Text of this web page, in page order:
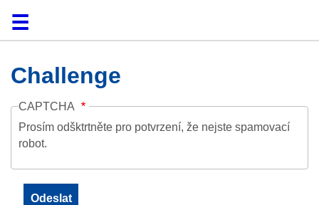
DomůKolekce
Prohlížení
Vyhledávání
O platformě
Nápověda
KontaktDigitalia
Challenge
CAPTCHA
Prosím odšktrtněte pro potvrzení, že nejste spamovací
robot.